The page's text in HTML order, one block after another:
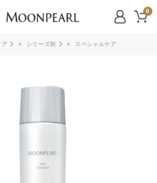
0
ア » シリーズ別 » スペシャルケア